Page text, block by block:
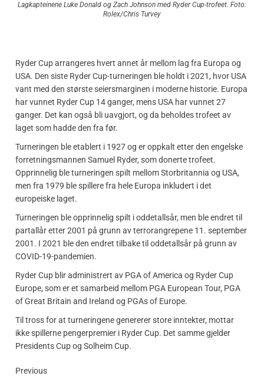
Lagkapteinene Luke Donald og Zach Johnson med Ryder Cup-trofeet. Foto:
Rolex/Chris Turvey
Ryder Cup arrangeres hvert annet år mellom lag fra Europa og
USA. Den siste Ryder Cup-turneringen ble holdt i 2021, hvor USA
vant med den største seiersmarginen i moderne historie. Europa
har vunnet Ryder Cup 14 ganger, mens USA har vunnet 27
ganger. Det kan også bli uavgjort, og da beholdes trofeet av
laget som hadde den fra før.
Turneringen ble etablert i 1927 og er oppkalt etter den engelske
forretningsmannen Samuel Ryder, som donerte trofeet.
Opprinnelig ble turneringen spilt mellom Storbritannia og USA,
men fra 1979 ble spillere fra hele Europa inkludert i det
europeiske laget.
Turneringen ble opprinnelig spilt i oddetallsår, men ble endret til
partallår etter 2001 på grunn av terrorangrepene 11. september
2001. I 2021 ble den endret tilbake til oddetallsår på grunn av
COVID-19-pandemien.
Ryder Cup blir administrert av PGA of America og Ryder Cup
Europe, som er et samarbeid mellom PGA European Tour, PGA
of Great Britain and Ireland og PGAs of Europe.
Til tross for at turneringene genererer store inntekter, mottar
ikke spillerne pengerpremier i Ryder Cup. Det samme gjelder
Presidents Cup og Solheim Cup.
Previous